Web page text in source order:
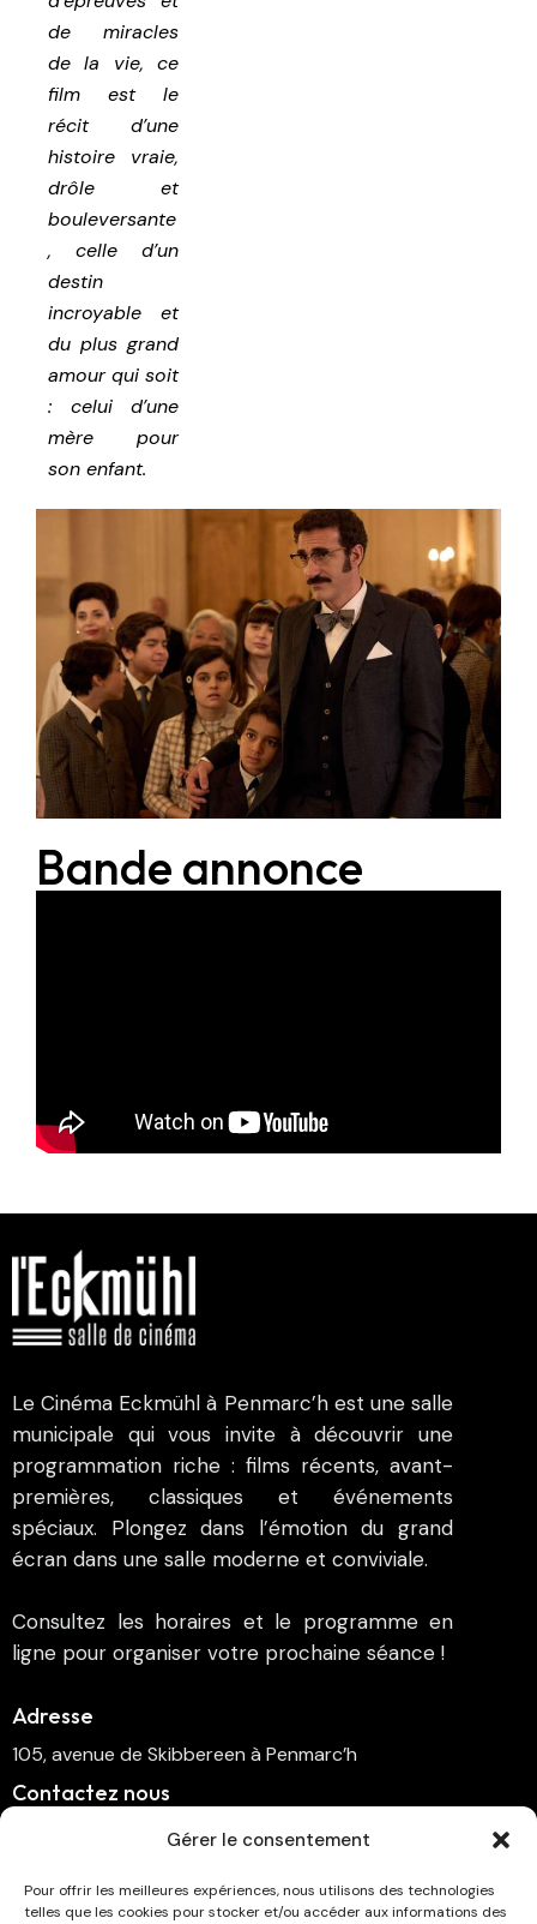
Gérer le consentement
Pour offrir les meilleures expériences, nous utilisons des technologies
telles que les cookies pour stocker et/ou accéder aux informations des
de miracles
de la vie, ce
film est le
récit d’une
histoire vraie,
drôle et
bouleversante
, celle d’un
destin
incroyable et
du plus grand
amour qui soit
: celui d’une
mère pour
son enfant.
Bande annonce
Le Cinéma Eckmühl à Penmarc’h est une salle
municipale qui vous invite à découvrir une
programmation riche : films récents, avant-
premières, classiques et événements
spéciaux. Plongez dans l’émotion du grand
écran dans une salle moderne et conviviale.
Consultez les horaires et le programme en
ligne pour organiser votre prochaine séance !
Adresse
105, avenue de Skibbereen à Penmarc’h
Contactez nous
cinema.penmarch@orange.fr